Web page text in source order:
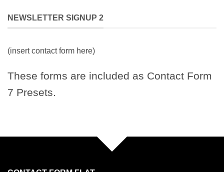
NEWSLETTER SIGNUP 2
(insert contact form here)
These forms are included as Contact Form
7 Presets.